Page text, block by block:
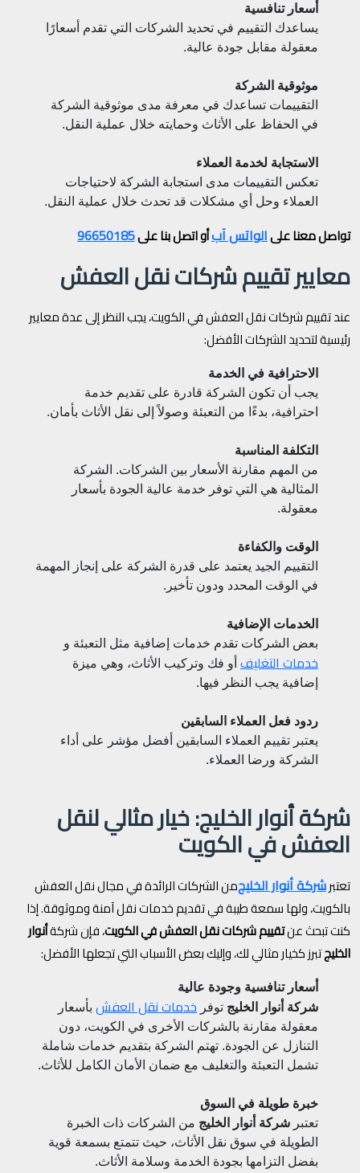
أسعار تنافسية
يساعدك التقييم في تحديد الشركات التي تقدم أسعارًا
معقولة مقابل جودة عالية.
موثوقية الشركة
التقييمات تساعدك في معرفة مدى موثوقية الشركة
في الحفاظ على الأثاث وحمايته خلال عملية النقل.
الاستجابة لخدمة العملاء
تعكس التقييمات مدى استجابة الشركة لاحتياجات
العملاء وحل أي مشكلات قد تحدث خلال عملية النقل.
تواصل معنا علىالواتس آبأو اتصل بنا على96650185
معايير تقييم شركات نقل العفش
عند تقييم شركات نقل العفش في الكويت، يجب النظر إلى عدة معايير
رئيسية لتحديد الشركات الأفضل:
الاحترافية في الخدمة
يجب أن تكون الشركة قادرة على تقديم خدمة
احترافية، بدءًا من التعبئة وصولاً إلى نقل الأثاث بأمان.
التكلفة المناسبة
من المهم مقارنة الأسعار بين الشركات. الشركة
المثالية هي التي توفر خدمة عالية الجودة بأسعار
معقولة.
الوقت والكفاءة
التقييم الجيد يعتمد على قدرة الشركة على إنجاز المهمة
في الوقت المحدد ودون تأخير.
الخدمات الإضافية
بعض الشركات تقدم خدمات إضافية مثل التعبئة و
خدمات التغليف أو فك وتركيب الأثاث، وهي ميزة
إضافية يجب النظر فيها.
ردود فعل العملاء السابقين
يعتبر تقييم العملاء السابقين أفضل مؤشر على أداء
الشركة ورضا العملاء.
شركة أنوار الخليج: خيار مثالي لنقل
العفش في الكويت
تعتبرشركة أنوار الخليجمن الشركات الرائدة في مجال نقل العفش
بالكويت، ولها سمعة طيبة في تقديم خدمات نقل آمنة وموثوقة. إذا
كنت تبحث عنتقييم شركات نقل العفش في الكويت، فإن شركةأنوار
الخليجتبرز كخيار مثالي لك، وإليك بعض الأسباب التي تجعلها الأفضل:
أسعار تنافسية وجودة عالية
شركة أنوار الخليج توفر خدمات نقل العفش بأسعار
معقولة مقارنة بالشركات الأخرى في الكويت، دون
التنازل عن الجودة. تهتم الشركة بتقديم خدمات شاملة
تشمل التعبئة والتغليف مع ضمان الأمان الكامل للأثاث.
خبرة طويلة في السوق
تعتبر شركة أنوار الخليج من الشركات ذات الخبرة
الطويلة في سوق نقل الأثاث، حيث تتمتع بسمعة قوية
بفضل التزامها بجودة الخدمة وسلامة الأثاث.